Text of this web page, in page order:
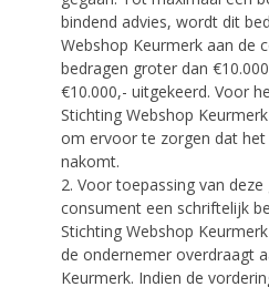
bindend advies, wordt dit
Webshop Keurmerk aan de
bedragen groter dan
€10.000,- uitgekeerd. Voor
Stichting Webshop
om ervoor te zorgen dat het
nakomt.
2. Voor toepassing van
consument een schriftelijk
Stichting Webshop
de ondernemer overdraagt
Keurmerk. Indien de